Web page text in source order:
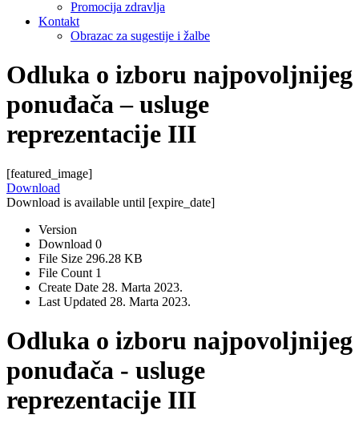
Promocija zdravlja
Kontakt
Obrazac za sugestije i žalbe
Odluka o izboru najpovoljnijeg
ponuđača – usluge
reprezentacije III
[featured_image]
Download
Download is available until [expire_date]
Version
Download 0
File Size 296.28 KB
File Count 1
Create Date 28. Marta 2023.
Last Updated 28. Marta 2023.
Odluka o izboru najpovoljnijeg
ponuđača - usluge
reprezentacije III